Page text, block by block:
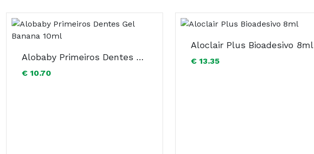
Alobaby Primeiros Dentes Gel Banana 10ml
€ 10.70
Aloclair Plus Bioadesivo 8ml
€ 13.35